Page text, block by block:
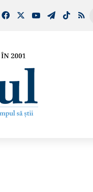
FacebookYouTubeTelegram
TikTokRSS